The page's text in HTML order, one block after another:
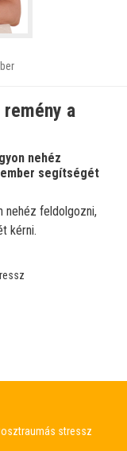
a
nehéz
segítségét
nehéz feldolgozni,
kérni.
stressz